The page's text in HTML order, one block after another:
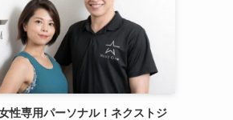
性専用パーソナル！ネクストジ